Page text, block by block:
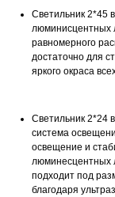
Светильник 2*45
люминисцентных
равномерного
достаточно для
яркого окраса
Светильник 2*24
система
освещение и
люминесцентных
подходит под
благодаря